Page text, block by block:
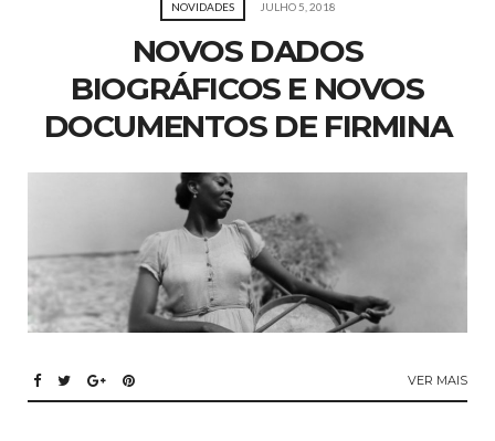
NOVIDADES JULHO 5, 2018
NOVOS DADOS
BIOGRÁFICOS E NOVOS
DOCUMENTOS DE FIRMINA
VER MAIS